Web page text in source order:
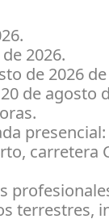
2026.
de 2026
de agosto
carretera
terrestres,